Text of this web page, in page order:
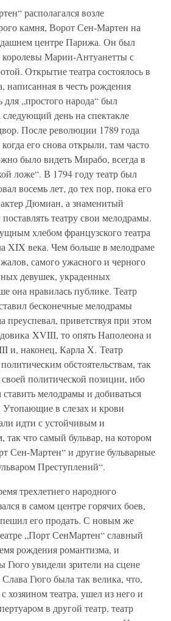
располагался возле
камня, Ворот Сен-Мартен на
центре Парижа. Он был
королевы Марии-Антуанетты с
Открытие театра состоялось в
написанная в честь рождения
для „простого народа“ был
день на спектакле
После революции 1789 года
его снова открыли, там часто
было видеть Мирабо, всегда в
ложе“. В 1794 году театр был
восемь лет, до тех пор, пока его
Дюмиан, а знаменитый
театру свои мелодрамы.
хлебом французского театра
XIX века. Чем больше в мелодраме
самого ужасного и черного
девушек, украденных
она нравилась публике. Театр
бесконечные мелодрамы
преуспевал, приветствуя при этом
XVIII, то опять Наполеона и
и, наконец, Карла X. Театр
обстоятельствам, так
политической позиции, ибо
мелодрамы и добиваться
Утопающие в слезах и крови
идти с устойчивым и
что самый бульвар, на котором
Сен-Мартен“ и другие бульварные
Преступлений“.
трехлетнего народного
в самом центре горячих боев,
его продать. С новым же
„Порт СенМартен“ славный
рождения романтизма, и
Гюго увидели зрители на сцене
Гюго была так велика, что,
хозяином театра, ушел из него и
в другой театр, театр